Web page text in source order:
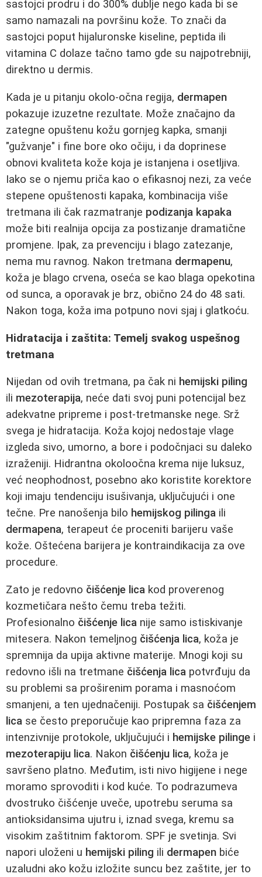
sastojci prodru i do 300% dublje nego kada bi se
samo namazali na površinu kože. To znači da
sastojci poput hijaluronske kiseline, peptida ili
vitamina C dolaze tačno tamo gde su najpotrebniji,
direktno u dermis.
Kada je u pitanju okolo-očna regija, dermapen
pokazuje izuzetne rezultate. Može značajno da
zategne opuštenu kožu gornjeg kapka, smanji
"gužvanje" i fine bore oko očiju, i da doprinese
obnovi kvaliteta kože koja je istanjena i osetljiva.
Iako se o njemu priča kao o efikasnoj nezi, za veće
stepene opuštenosti kapaka, kombinacija više
tretmana ili čak razmatranje podizanja kapaka
može biti realnija opcija za postizanje dramatične
promjene. Ipak, za prevenciju i blago zatezanje,
nema mu ravnog. Nakon tretmana dermapenu,
koža je blago crvena, oseća se kao blaga opekotina
od sunca, a oporavak je brz, obično 24 do 48 sati.
Nakon toga, koža ima potpuno novi sjaj i glatkoću.
Hidratacija i zaštita: Temelj svakog uspešnog
tretmana
Nijedan od ovih tretmana, pa čak ni hemijski piling
ili mezoterapija, neće dati svoj puni potencijal bez
adekvatne pripreme i post-tretmanske nege. Srž
svega je hidratacija. Koža kojoj nedostaje vlage
izgleda sivo, umorno, a bore i podočnjaci su daleko
izraženiji. Hidrantna okoloočna krema nije luksuz,
već neophodnost, posebno ako koristite korektore
koji imaju tendenciju isušivanja, uključujući i one
tečne. Pre nanošenja bilo hemijskog pilinga ili
dermapena, terapeut će proceniti barijeru vaše
kože. Oštećena barijera je kontraindikacija za ove
procedure.
Zato je redovno čišćenje lica kod proverenog
kozmetičara nešto čemu treba težiti.
Profesionalno čišćenje lica nije samo istiskivanje
mitesera. Nakon temeljnog čišćenja lica, koža je
spremnija da upija aktivne materije. Mnogi koji su
redovno išli na tretmane čišćenja lica potvrđuju da
su problemi sa proširenim porama i masnoćom
smanjeni, a ten ujednačeniji. Postupak sa čišćenjem
lica se često preporučuje kao pripremna faza za
intenzivnije protokole, uključujući i hemijske pilinge i
mezoterapiju lica. Nakon čišćenju lica, koža je
savršeno platno. Međutim, isti nivo higijene i nege
moramo sprovoditi i kod kuće. To podrazumeva
dvostruko čišćenje uveče, upotrebu seruma sa
antioksidansima ujutru i, iznad svega, kremu sa
visokim zaštitnim faktorom. SPF je svetinja. Svi
napori uloženi u hemijski piling ili dermapen biće
uzaludni ako kožu izložite suncu bez zaštite, jer to